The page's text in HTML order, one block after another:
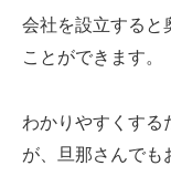
会社を設立すると
ことができます。
わかりやすくする
が、旦那さんでも